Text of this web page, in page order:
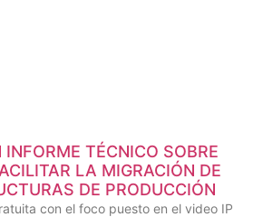
TÉCNICO SOBRE
LA MIGRACIÓN DE
DE PRODUCCIÓN
con el foco puesto en el video IP